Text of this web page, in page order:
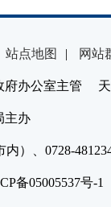
站点地图 | 网站
办公室主管 天
主办
）、0728-
备05005537号